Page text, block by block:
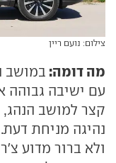
צילום: נועם ריין
מה דומה: במושב
עם ישיבה גבוהה
קצר למושב הנהג,
נהיגה מניחת
ולא ברור מדוע